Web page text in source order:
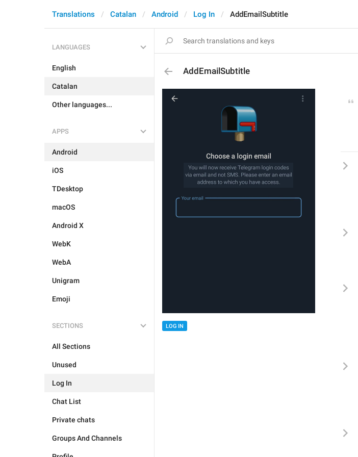
Translations Catalan Android Log In AddEmailSubtitle
LANGUAGES
English
Catalan
Other languages...
APPS
Android
iOS
TDesktop
macOS
Android X
WebK
WebA
Unigram
Emoji
SECTIONS
All Sections
Unused
Log In
Chat List
Private chats
Groups And Channels
AddEmailSubtitle
LOG IN